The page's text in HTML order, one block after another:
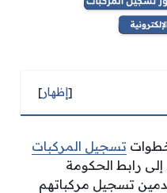
[إظهار]
تسجيل المركبات
رابط الحكومة
تسجيل مركباتهم